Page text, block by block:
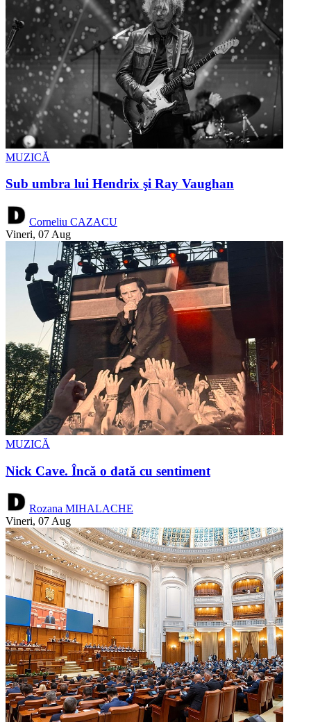
MUZICĂ
Sub umbra lui Hendrix şi Ray Vaughan
Corneliu CAZACU
Vineri, 07 Aug
MUZICĂ
Nick Cave. Încă o dată cu sentiment
Rozana MIHALACHE
Vineri, 07 Aug